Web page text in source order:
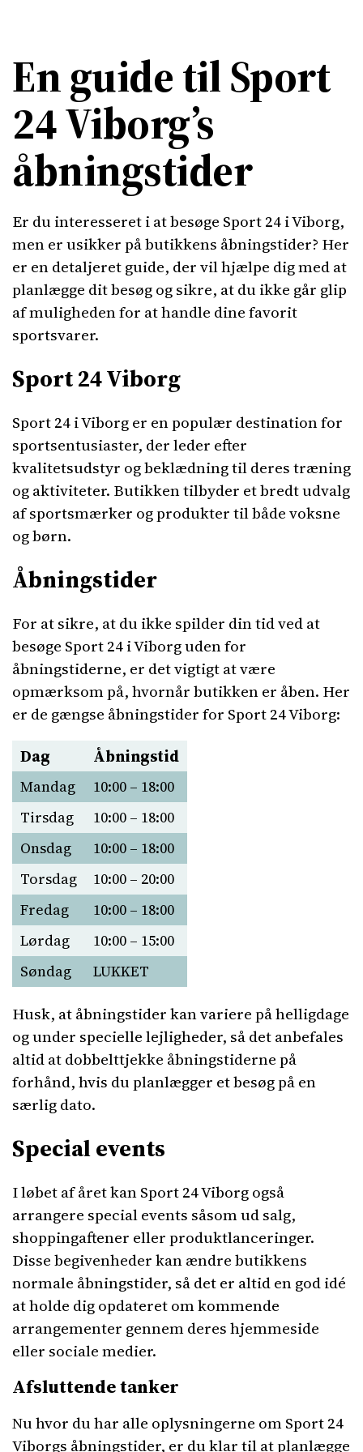
En guide til Sport
24 Viborg’s
åbningstider
Er du interesseret i at besøge Sport 24 i Viborg,
men er usikker på butikkens åbningstider? Her
er en detaljeret guide, der vil hjælpe dig med at
planlægge dit besøg og sikre, at du ikke går glip
af muligheden for at handle dine favorit
sportsvarer.
Sport 24 Viborg
Sport 24 i Viborg er en populær destination for
sportsentusiaster, der leder efter
kvalitetsudstyr og beklædning til deres træning
og aktiviteter. Butikken tilbyder et bredt udvalg
af sportsmærker og produkter til både voksne
og børn.
Åbningstider
For at sikre, at du ikke spilder din tid ved at
besøge Sport 24 i Viborg uden for
åbningstiderne, er det vigtigt at være
opmærksom på, hvornår butikken er åben. Her
er de gængse åbningstider for Sport 24 Viborg:
Dag
Åbningstid
Mandag
10:00 – 18:00
Tirsdag
10:00 – 18:00
Onsdag
10:00 – 18:00
Torsdag
10:00 – 20:00
Fredag
10:00 – 18:00
Lørdag
10:00 – 15:00
Søndag
LUKKET
Husk, at åbningstider kan variere på helligdage
og under specielle lejligheder, så det anbefales
altid at dobbelttjekke åbningstiderne på
forhånd, hvis du planlægger et besøg på en
særlig dato.
Special events
I løbet af året kan Sport 24 Viborg også
arrangere special events såsom ud salg,
shoppingaftener eller produktlanceringer.
Disse begivenheder kan ændre butikkens
normale åbningstider, så det er altid en god idé
at holde dig opdateret om kommende
arrangementer gennem deres hjemmeside
eller sociale medier.
Afsluttende tanker
Nu hvor du har alle oplysningerne om Sport 24
Viborgs åbningstider, er du klar til at planlægge